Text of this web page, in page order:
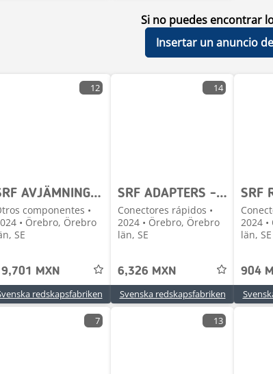
Si no puedes encontrar
Insertar un anuncio
12
SRF AVJÄMNINGSBALK - FLERA OLIKA MODELLER
componentes •
• Örebro, Örebro
SE
MXN
redskapsfabriken
14
SRF ADAPTERS - FLERA MODELLER I LAGER
Conectores rápidos •
2024 • Örebro, Örebro
län, SE
6,326 MXN
Svenska redskapsfabriken
2024
län, SE
904
7 13